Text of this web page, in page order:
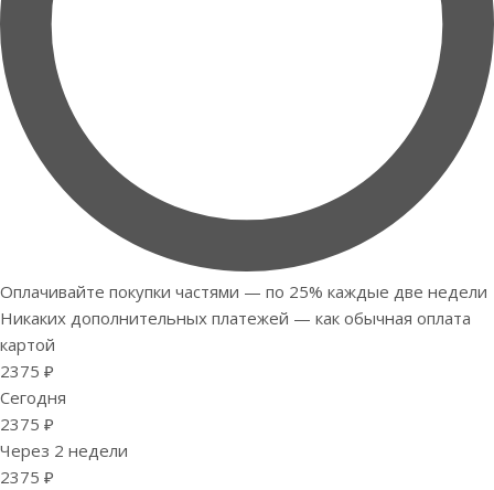
Оплачивайте покупки частями — по 25% каждые две недели
Никаких дополнительных платежей — как обычная оплата
картой
2375 ₽
Сегодня
2375 ₽
Через 2 недели
2375 ₽